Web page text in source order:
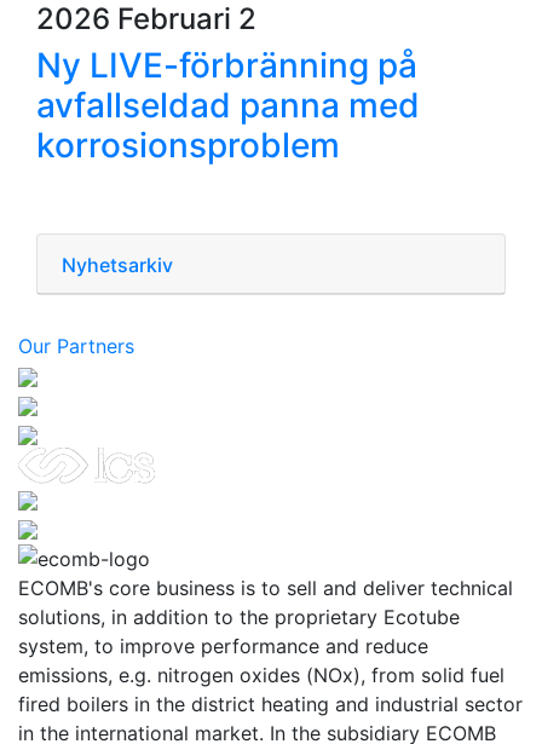
2026 Februari 2
Ny LIVE-förbränning på
avfallseldad panna med
korrosionsproblem
Nyhetsarkiv
Our Partners
ECOMB's core business is to sell and deliver technical
solutions, in addition to the proprietary Ecotube
system, to improve performance and reduce
emissions, e.g. nitrogen oxides (NOx), from solid fuel
fired boilers in the district heating and industrial sector
in the international market. In the subsidiary ECOMB